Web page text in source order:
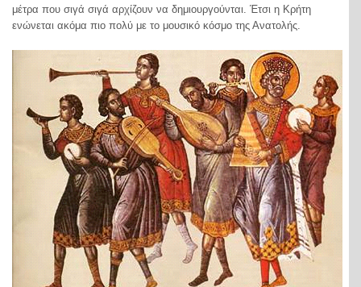
μέτρα που σιγά σιγά αρχίζουν να δημιουργούνται. Έτσι η Κρήτη
ενώνεται ακόμα πιο πολύ με το μουσικό κόσμο της Ανατολής.